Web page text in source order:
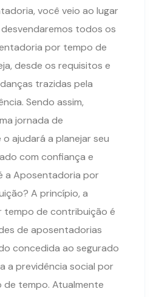
você veio ao lugar
todos os
por tempo de
desde os requisitos e
trazidas pela
Sendo assim,
jornada de
ajudará a planejar seu
com confiança e
a Aposentadoria por
A princípio, a
de contribuição é
de aposentadorias
concedida ao segurado
a previdência social por
de tempo. Atualmente